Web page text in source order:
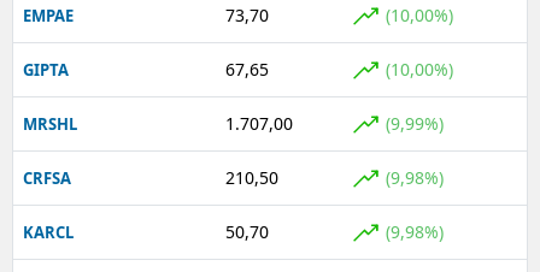
Bayburt
Karaman
Kırıkkale
Şırnak
Bartın
EMPAE 73,70 (10,00%)
GIPTA 67,65 (10,00%)
MRSHL 1.707,00 (9,99%)
CRFSA 210,50 (9,98%)
KARCL 50,70 (9,98%)